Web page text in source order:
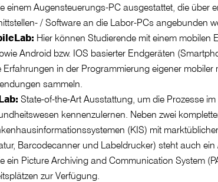
einem Augensteuerungs-PC ausgestattet, die über
/ Software an die Labor-PCs angebunden
Hier können Studierende mit einem mobilen
Android bzw. IOS basierter Endgeräten
Erfahrungen in der Programmierung eigener mobiler
sammeln.
State-of-the-Art Ausstattung, um die Prozesse im
kennenzulernen. Neben zwei
(KIS) mit
Barcodecanner und Labeldrucker) steht auch ein
ein Picture Archiving and Communication System
zur Verfügung.